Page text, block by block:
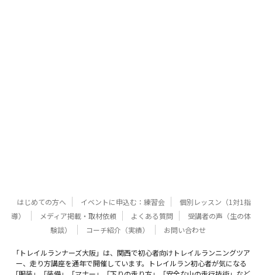
はじめての方へ イベントに申込む：練習会
個別レッスン（1対1指
導）
メディア掲載・取材依頼 よくある質問
受講者の声（生の体
験談）
コーチ紹介（実績） お問い合わせ
「トレイルランナーズ大阪」は、関西で初心者向けトレイルランニングツア
ー、走り方講座を通年で開催しています。トレイルラン初心者が気になる